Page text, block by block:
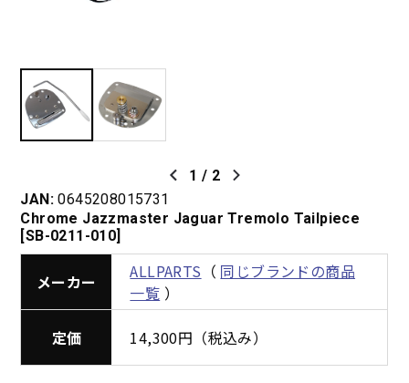
1 / 2
JAN: 0645208015731
Chrome Jazzmaster Jaguar Tremolo Tailpiece
[SB-0211-010]
メーカー ALLPARTS （ 同じブランドの商品
一覧 ）
定価 14,300円（税込み）